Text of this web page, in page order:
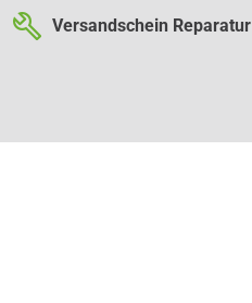
Versandschein Reparatur